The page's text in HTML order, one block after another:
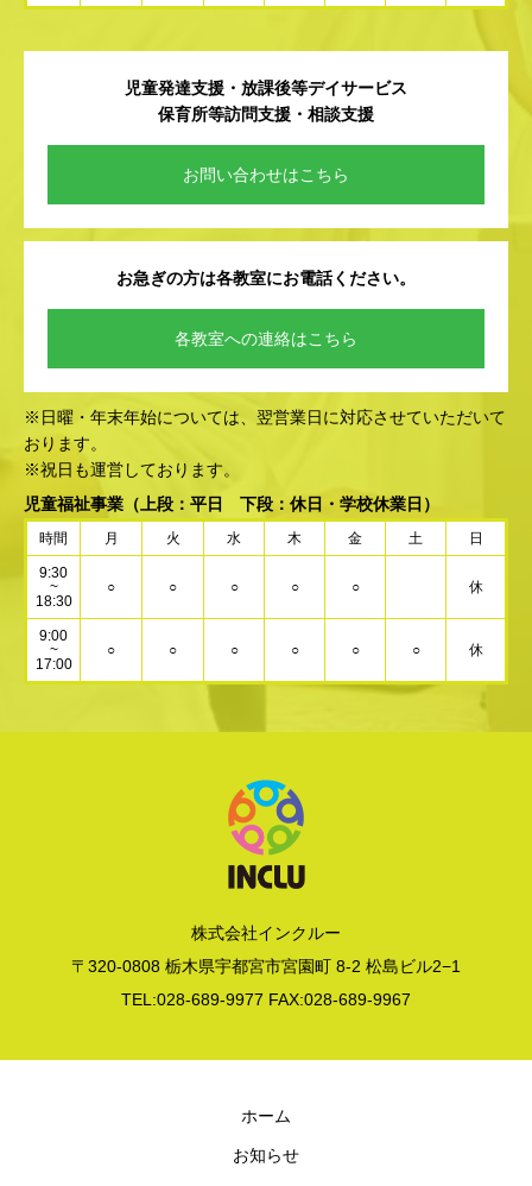
児童発達支援・放課後等デイサービス
保育所等訪問支援・相談支援
お問い合わせはこちら
お急ぎの方は各教室にお電話ください。
各教室への連絡はこちら
※日曜・年末年始については、翌営業日に対応させていただいて
おります。
※祝日も運営しております。
児童福祉事業 （上段：平日 下段：休日・学校休業日）
時間 月 火 水 木 金 土 日
9:30
~
18:30
○ ○ ○ ○ ○ 休
9:00
~
17:00
○ ○ ○ ○ ○ ○ 休
株式会社インクルー
〒320-0808 栃木県宇都宮市宮園町 8-2 松島ビル2−1
TEL:028-689-9977 FAX:028-689-9967
ホーム
お知らせ